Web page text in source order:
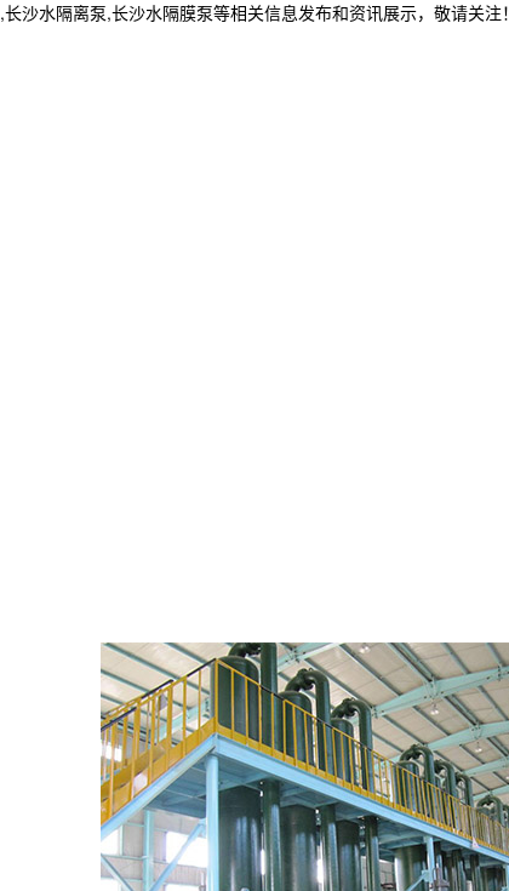
,长沙水隔离泵,长沙水隔膜泵等相关信息发布和资讯展示，敬请关注！